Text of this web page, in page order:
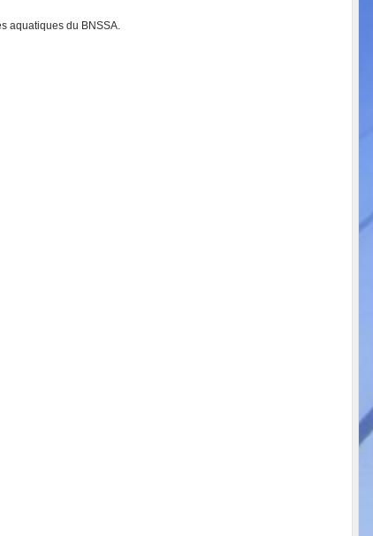
aquatiques du BNSSA.